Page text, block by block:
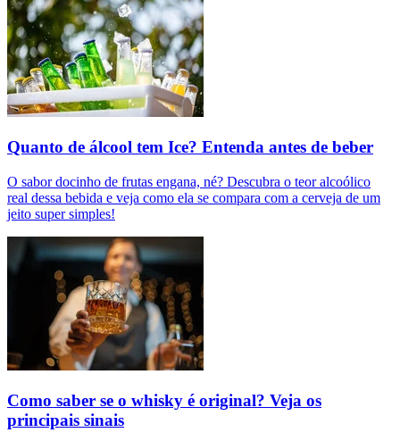
Quanto de álcool tem Ice? Entenda antes de beber
O sabor docinho de frutas engana, né? Descubra o teor alcoólico
real dessa bebida e veja como ela se compara com a cerveja de um
jeito super simples!
Como saber se o whisky é original? Veja os
principais sinais